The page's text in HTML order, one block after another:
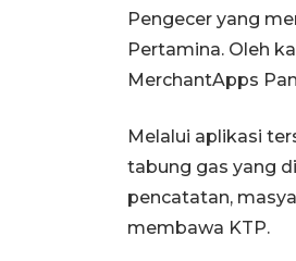
Pengecer yang
Pertamina. Oleh
MerchantApps
Melalui aplikasi
tabung gas yang
pencatatan,
membawa KTP.